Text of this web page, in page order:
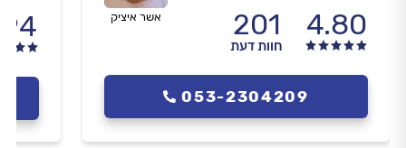
4.80
201
חוות דעת
אשר איציק
053-2304209